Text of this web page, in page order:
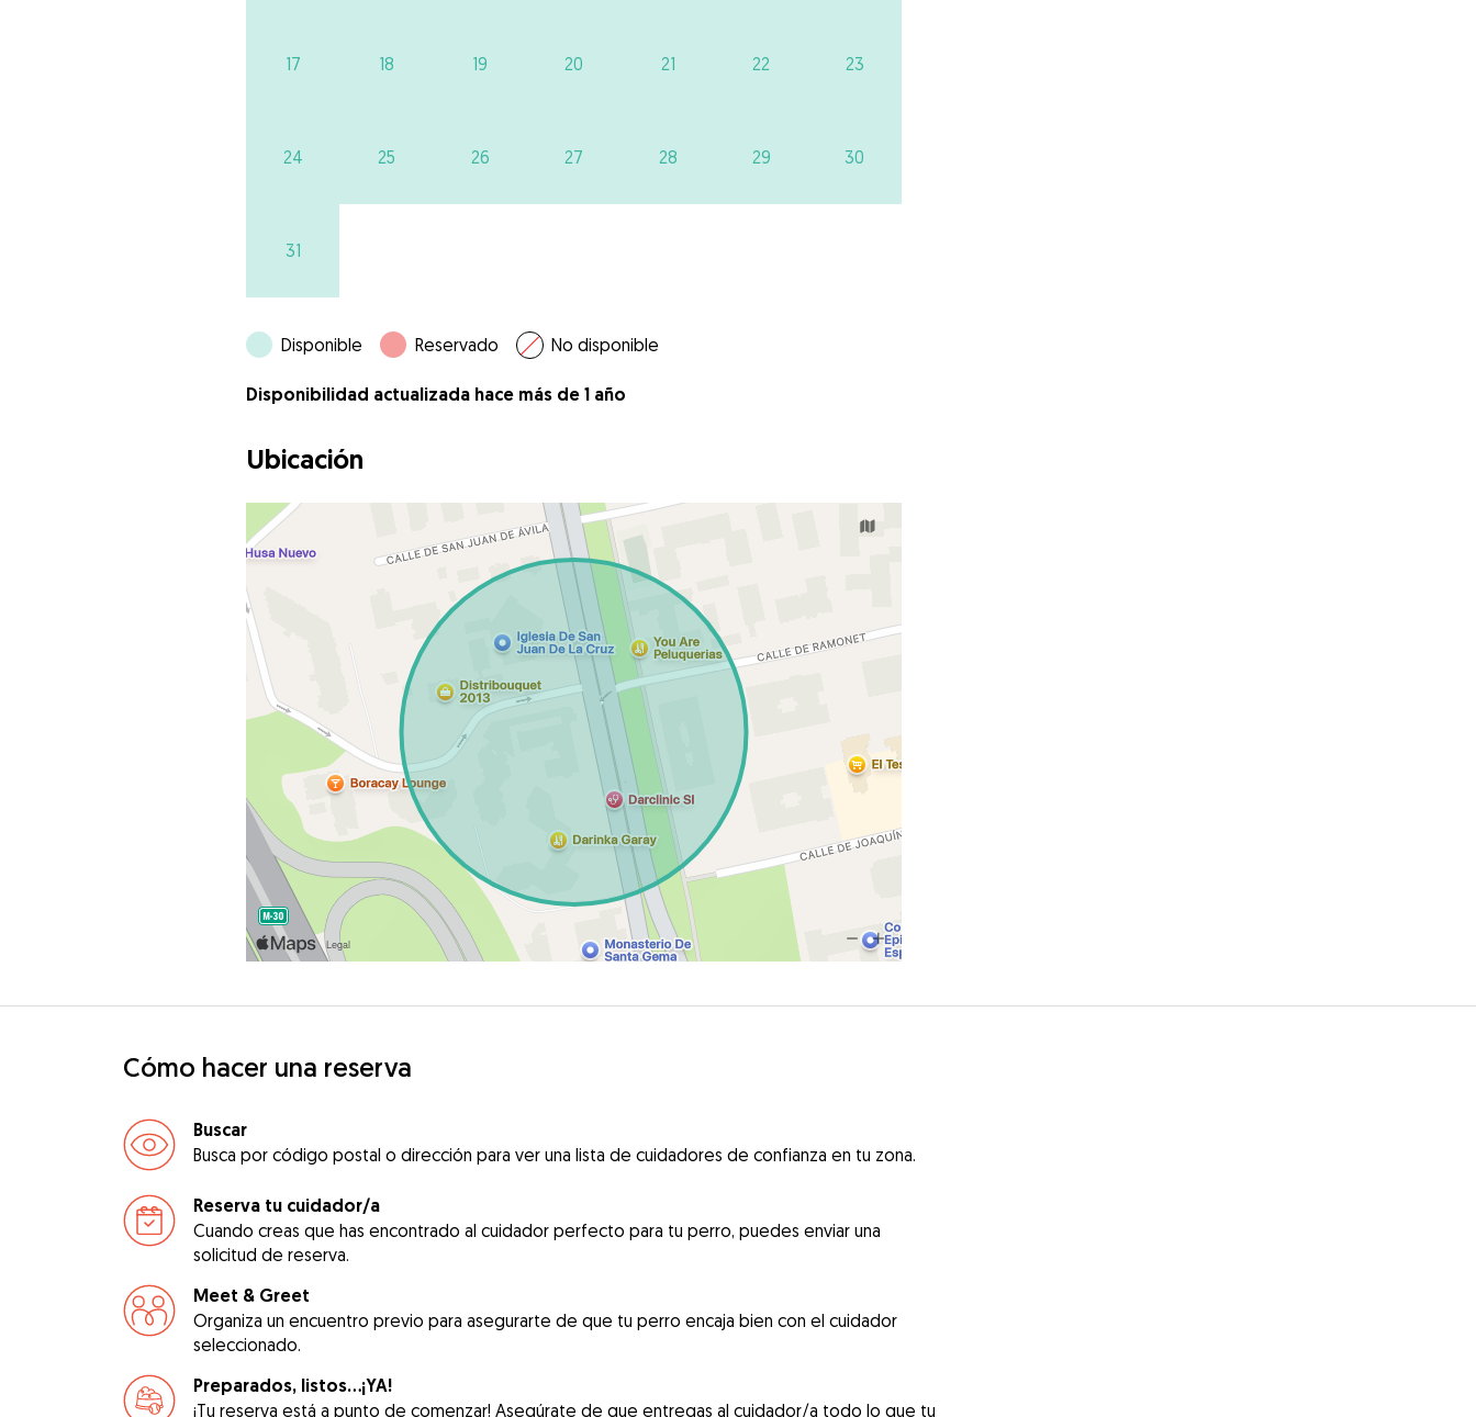
17 18 19 20 21 22 23
24 25 26 27 28 29 30
31
Disponible Reservado No disponible
Disponibilidad actualizada hace más de 1 año
Ubicación
Cómo hacer una reserva
Buscar
Busca por código postal o dirección para ver una lista de cuidadores de confianza en tu zona.
Reserva tu cuidador/a
Cuando creas que has encontrado al cuidador perfecto para tu perro, puedes enviar una
solicitud de reserva.
Meet & Greet
Organiza un encuentro previo para asegurarte de que tu perro encaja bien con el cuidador
seleccionado.
Preparados, listos...¡YA!
¡Tu reserva está a punto de comenzar! Asegúrate de que entregas al cuidador/a todo lo que tu